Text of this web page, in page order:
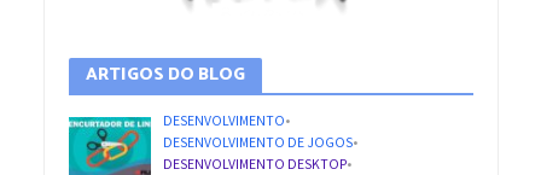
ARTIGOS DO BLOG
DESENVOLVIMENTO•
DESENVOLVIMENTO DE JOGOS•
DESENVOLVIMENTO DESKTOP•